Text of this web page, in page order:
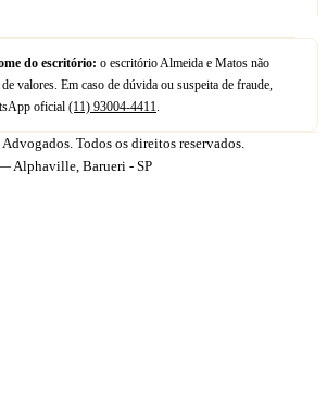
do escritório: o escritório Almeida e Matos não
valores. Em caso de dúvida ou suspeita de fraude,
oficial (11) 93004-4411.
Todos os direitos reservados.
Alphaville, Barueri - SP